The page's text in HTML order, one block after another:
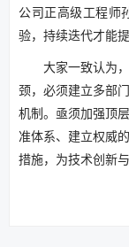
公司正高级工程师
验，持续迭代才能提
大家一致认为
颈，必须建立多部
机制。亟须加强顶
准体系、建立权威
措施，为技术创新